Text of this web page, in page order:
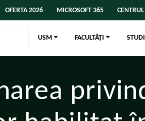
OFERTA 2026 MICROSOFT 365
USM FACULTĂȚI